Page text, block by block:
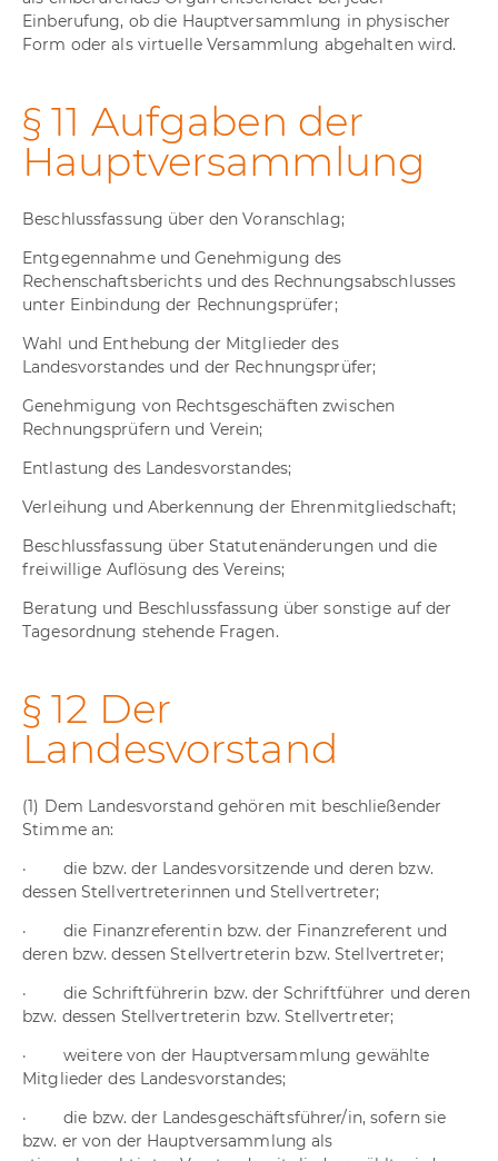
Einberufung, ob die Hauptversammlung in physischer
Form oder als virtuelle Versammlung abgehalten wird.
§ 11 Aufgaben der
Hauptversammlung
Beschlussfassung über den Voranschlag;
Entgegennahme und Genehmigung des
Rechenschaftsberichts und des Rechnungsabschlusses
unter Einbindung der Rechnungsprüfer;
Wahl und Enthebung der Mitglieder des
Landesvorstandes und der Rechnungsprüfer;
Genehmigung von Rechtsgeschäften zwischen
Rechnungsprüfern und Verein;
Entlastung des Landesvorstandes;
Verleihung und Aberkennung der Ehrenmitgliedschaft;
Beschlussfassung über Statutenänderungen und die
freiwillige Auflösung des Vereins;
Beratung und Beschlussfassung über sonstige auf der
Tagesordnung stehende Fragen.
§ 12 Der
Landesvorstand
(1) Dem Landesvorstand gehören mit beschließender
Stimme an:
· die bzw. der Landesvorsitzende und deren bzw.
dessen Stellvertreterinnen und Stellvertreter;
· die Finanzreferentin bzw. der Finanzreferent und
deren bzw. dessen Stellvertreterin bzw. Stellvertreter;
· die Schriftführerin bzw. der Schriftführer und deren
bzw. dessen Stellvertreterin bzw. Stellvertreter;
· weitere von der Hauptversammlung gewählte
Mitglieder des Landesvorstandes;
· die bzw. der Landesgeschäftsführer/in, sofern sie
bzw. er von der Hauptversammlung als